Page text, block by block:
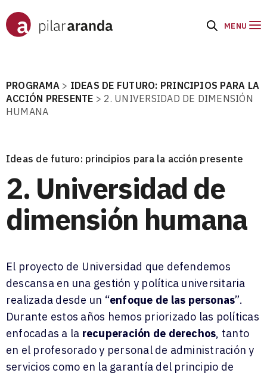
MENU
PROGRAMA> IDEAS DE FUTURO: PRINCIPIOS PARA LA
ACCIÓN PRESENTE > 2. UNIVERSIDAD DE DIMENSIÓN
HUMANA
Ideas de futuro: principios para la acción presente
2. Universidad de
dimensión humana
El proyecto de Universidad que defendemos
descansa en una gestión y política universitaria
realizada desde un “enfoque de las personas”.
Durante estos años hemos priorizado las políticas
enfocadas a la recuperación de derechos, tanto
en el profesorado y personal de administración y
servicios como en la garantía del principio de